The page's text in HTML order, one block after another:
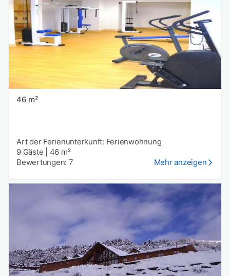
46 m²
Art der Ferienunterkunft: Ferienwohnung
9 Gäste
46 m²
Bewertungen: 7
Mehr anzeigen